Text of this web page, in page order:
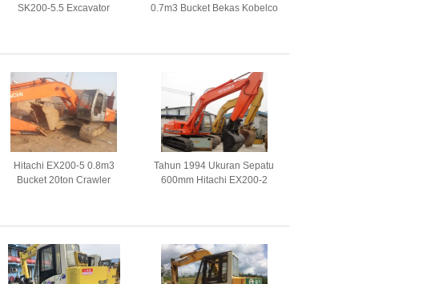
SK200-5.5 Excavator
0.7m3 Bucket Bekas Kobelco
Hitachi EX200-5 0.8m3
Bucket 20ton Crawler
Tahun 1994 Ukuran Sepatu
600mm Hitachi EX200-2